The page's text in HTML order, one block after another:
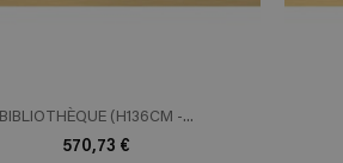
BIBLIOTHÈQUE (H136CM -...
570,73 €